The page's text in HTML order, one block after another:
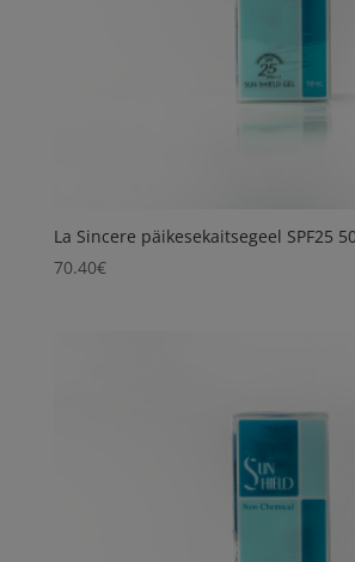
La Sincere päikesekaitsegeel SPF25
70.40€